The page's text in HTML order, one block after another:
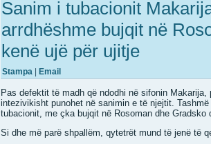
Sanim i tubacionit
arrdhëshme bujqit në
kenë ujë për ujitje
Stampa | Email
Pas defektit të madh që ndodhi në sifonin
intezivikisht punohet në sanimin e të njejtit.
tubacionit, me çka bujqit në Rosoman dhe
Si dhe më parë shpallëm, qytetrët mund të jenë të